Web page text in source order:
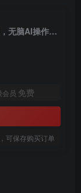
3分钟生成一个创意、国风、动漫的爆款视频，无脑AI操作，有手就行，日入999++
会员 免费
可保存购买订单